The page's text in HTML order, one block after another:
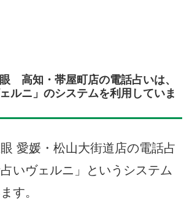
高知・帯屋町店の電話占いは、
ルニ」のシステムを利用していま
愛媛・松山大街道店の電話占
いヴェルニ」というシステム
す。